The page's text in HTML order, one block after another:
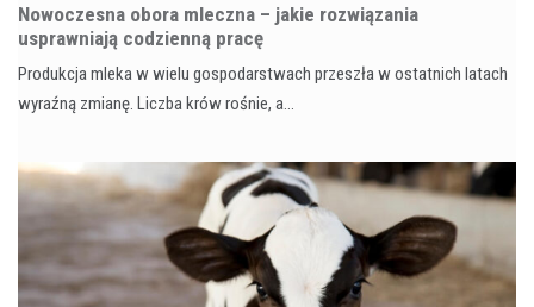
Nowoczesna obora mleczna – jakie rozwiązania
usprawniają codzienną pracę
Produkcja mleka w wielu gospodarstwach przeszła w ostatnich latach
wyraźną zmianę. Liczba krów rośnie, a…